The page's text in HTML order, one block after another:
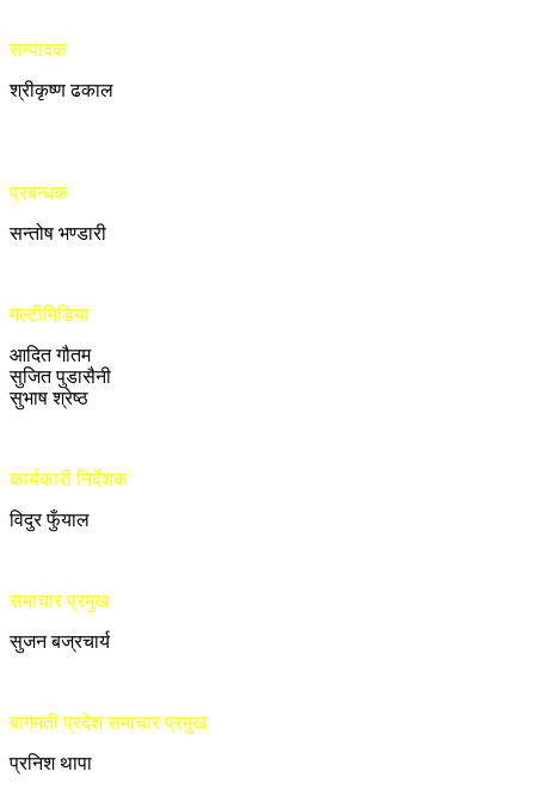
सम्पादक
श्रीकृष्ण ढकाल
प्रबन्धक
सन्तोष भण्डारी
मल्टीमिडिया
आदित गौतम
सुजित पुडासैनी
सुभाष श्रेष्ठ
कार्यकारी निर्देशक
विदुर फुँयाल
समाचार प्रमुख
सुजन बज्रचार्य
बागमती प्रदेश समाचार प्रमुख
प्रनिश थापा